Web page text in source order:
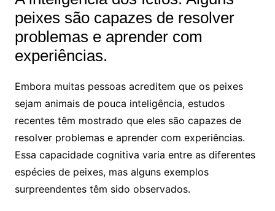
peixes são capazes de resolver
problemas e aprender com
experiências.
Embora muitas pessoas acreditem que os peixes
sejam animais de pouca inteligência, estudos
recentes têm mostrado que eles são capazes de
resolver problemas e aprender com experiências.
Essa capacidade cognitiva varia entre as diferentes
espécies de peixes, mas alguns exemplos
surpreendentes têm sido observados.